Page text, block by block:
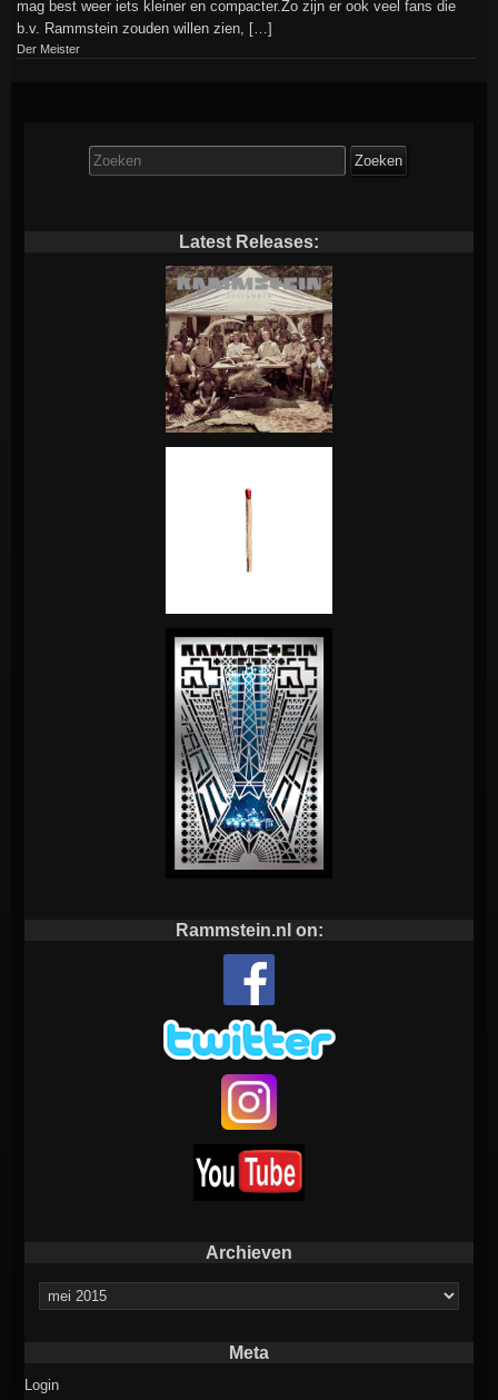
mag best weer iets kleiner en compacter.Zo zijn er ook veel fans die
b.v. Rammstein zouden willen zien, […]
Der Meister
Zoek
naar:
Latest Releases:
Rammstein.nl on:
Archieven
Archieven
Meta
Login